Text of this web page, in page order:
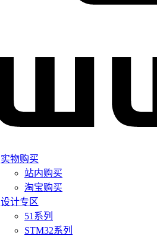
实物购买
站内购买
淘宝购买
设计专区
51系列
STM32系列